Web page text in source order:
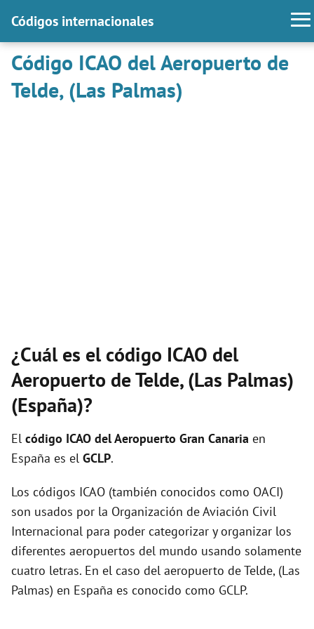
Códigos internacionales
Código ICAO del Aeropuerto de
Telde, (Las Palmas)
¿Cuál es el código ICAO del
Aeropuerto de Telde, (Las Palmas)
(España)?
El código ICAO delAeropuerto Gran Canaria en
España es el GCLP.
Los códigos ICAO (también conocidos como OACI)
son usados por la Organización de Aviación Civil
Internacional para poder categorizar y organizar los
diferentes aeropuertos del mundo usando solamente
cuatro letras. En el caso del aeropuerto de Telde, (Las
Palmas) en España es conocido como GCLP.